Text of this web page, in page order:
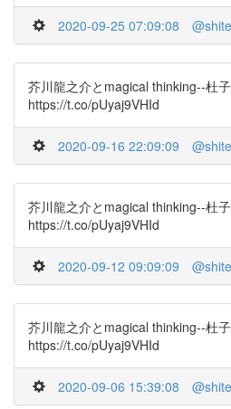
2020-09-25 07:09:08
芥川龍之介とmagical thinking--杜
https://t.co/pUyaj9VHId
2020-09-16 22:09:09
芥川龍之介とmagical thinking--杜
https://t.co/pUyaj9VHId
2020-09-12 09:09:09
芥川龍之介とmagical thinking--杜
https://t.co/pUyaj9VHId
2020-09-06 15:39:08